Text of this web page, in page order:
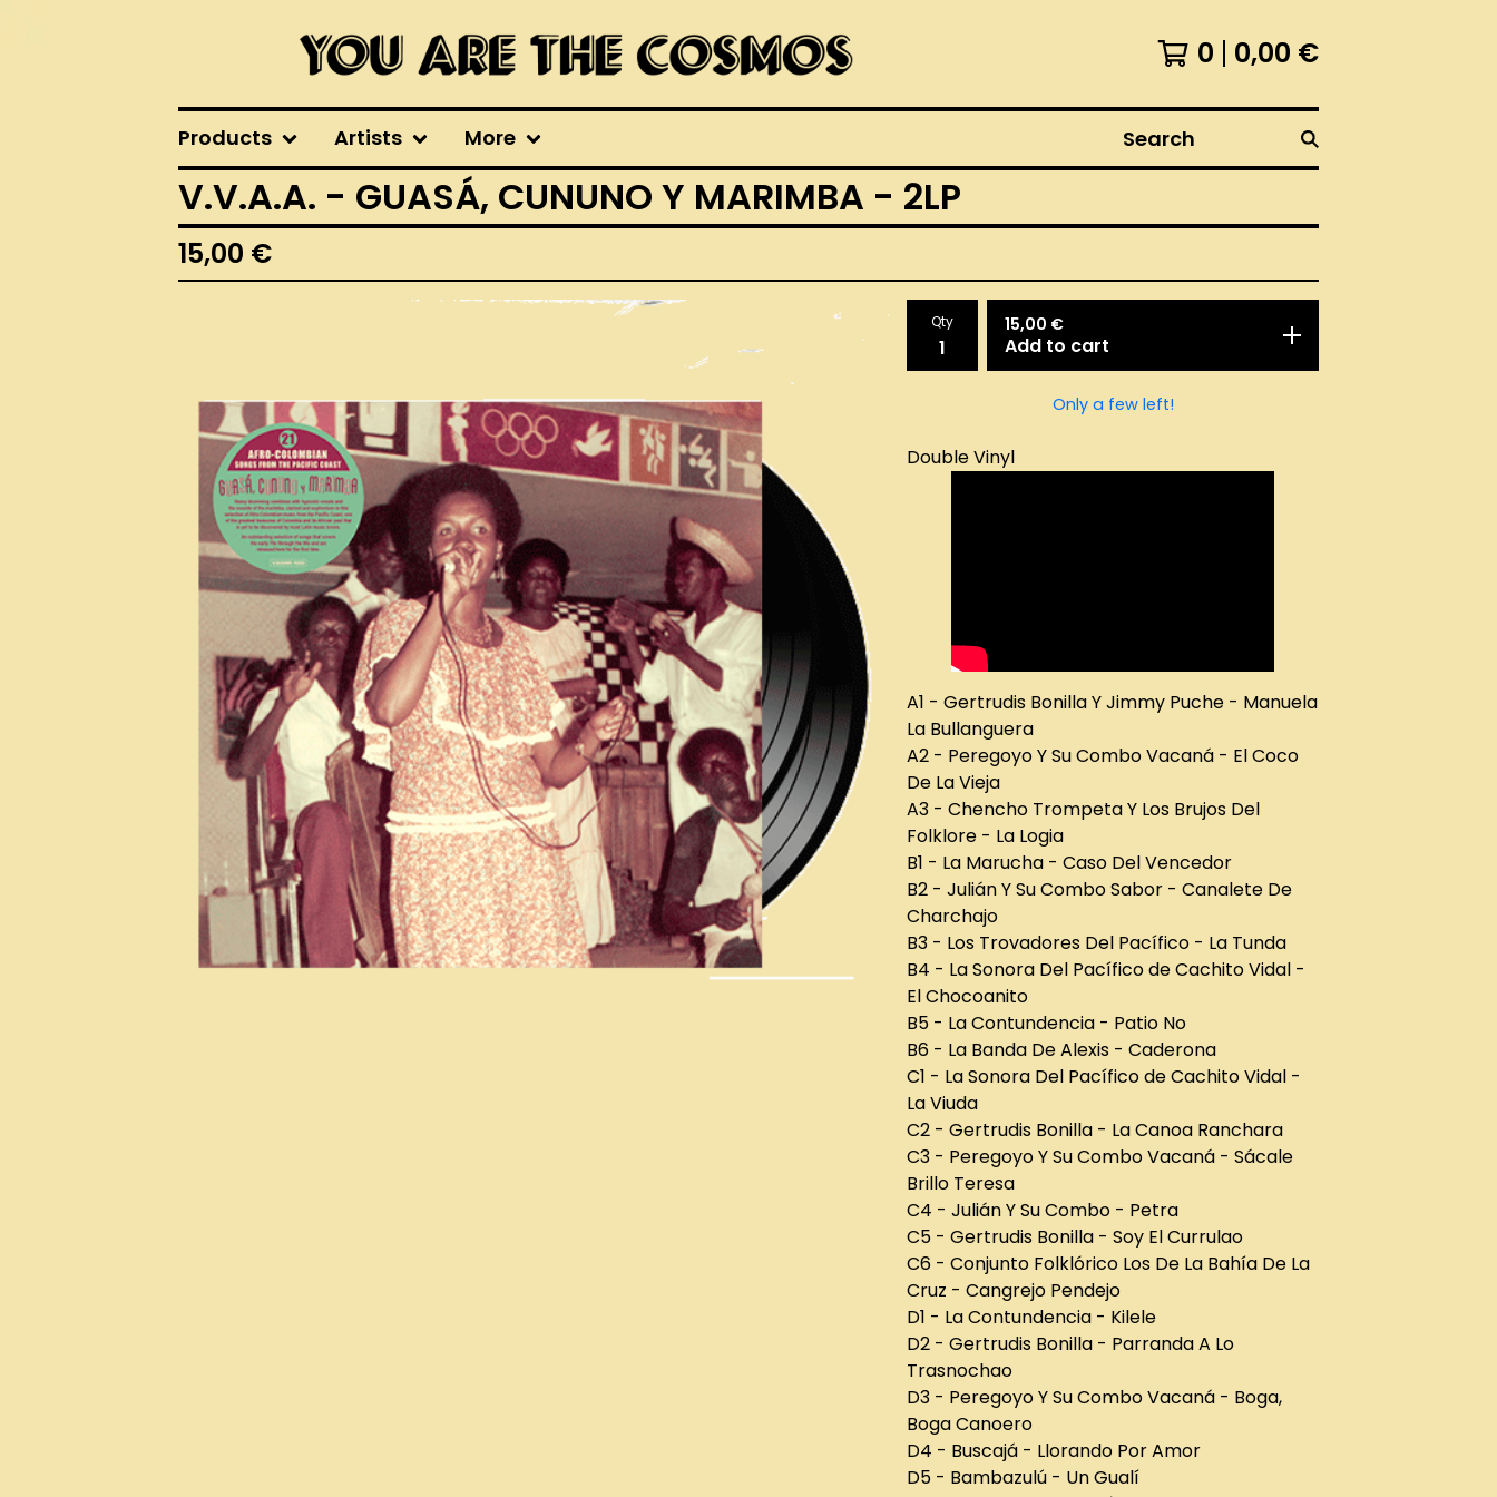
0 0,00 €
Products Artists More Search
V.V.A.A. - GUASÁ, CUNUNO Y MARIMBA - 2LP
15,00 €
Qty 15,00 €
Add to cart
Only a few left!
Double Vinyl
A1 - Gertrudis Bonilla Y Jimmy Puche - Manuela
La Bullanguera
A2 - Peregoyo Y Su Combo Vacaná - El Coco
De La Vieja
A3 - Chencho Trompeta Y Los Brujos Del
Folklore - La Logia
B1 - La Marucha - Caso Del Vencedor
B2 - Julián Y Su Combo Sabor - Canalete De
Charchajo
B3 - Los Trovadores Del Pacífico - La Tunda
B4 - La Sonora Del Pacífico de Cachito Vidal -
El Chocoanito
B5 - La Contundencia - Patio No
B6 - La Banda De Alexis - Caderona
C1 - La Sonora Del Pacífico de Cachito Vidal -
La Viuda
C2 - Gertrudis Bonilla - La Canoa Ranchara
C3 - Peregoyo Y Su Combo Vacaná - Sácale
Brillo Teresa
C4 - Julián Y Su Combo - Petra
C5 - Gertrudis Bonilla - Soy El Currulao
C6 - Conjunto Folklórico Los De La Bahía De La
Cruz - Cangrejo Pendejo
D1 - La Contundencia - Kilele
D2 - Gertrudis Bonilla - Parranda A Lo
Trasnochao
D3 - Peregoyo Y Su Combo Vacaná - Boga,
Boga Canoero
D4 - Buscajá - Llorando Por Amor
D5 - Bambazulú - Un Gualí